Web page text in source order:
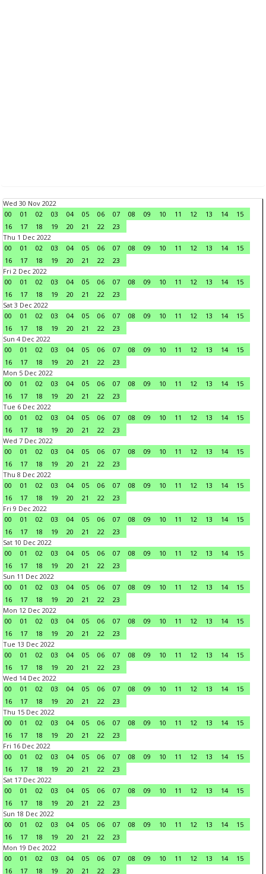
Wed 30 Nov 2022
00
01 02 03 04 05 06 07 08 09 10 11 12 13 14
15
16
17 18 19 20 21 22
23
Thu 1 Dec 2022
00
01 02 03 04 05 06 07 08 09 10 11 12 13 14
15
16
17 18 19 20 21 22
23
Fri 2 Dec 2022
00
01 02 03 04 05 06 07 08 09 10 11 12 13 14
15
16
17 18 19 20 21 22
23
Sat 3 Dec 2022
00
01 02 03 04 05 06 07 08 09 10 11 12 13 14
15
16
17 18 19 20 21 22
23
Sun 4 Dec 2022
00
01 02 03 04 05 06 07 08 09 10 11 12 13 14
15
16
17 18 19 20 21 22
23
Mon 5 Dec 2022
00
01 02 03 04 05 06 07 08 09 10 11 12 13 14
15
16
17 18 19 20 21 22
23
Tue 6 Dec 2022
00
01 02 03 04 05 06 07 08 09 10 11 12 13 14
15
16
17 18 19 20 21 22
23
Wed 7 Dec 2022
00
01 02 03 04 05 06 07 08 09 10 11 12 13 14
15
16
17 18 19 20 21 22
23
Thu 8 Dec 2022
00
01 02 03 04 05 06 07 08 09 10 11 12 13 14
15
16
17 18 19 20 21 22
23
Fri 9 Dec 2022
00
01 02 03 04 05 06 07 08 09 10 11 12 13 14
15
16
17 18 19 20 21 22
23
Sat 10 Dec 2022
00
01 02 03 04 05 06 07 08 09 10 11 12 13 14
15
16
17 18 19 20 21 22
23
Sun 11 Dec 2022
00
01 02 03 04 05 06 07 08 09 10 11 12 13 14
15
16
17 18 19 20 21 22
23
Mon 12 Dec 2022
00
01 02 03 04 05 06 07 08 09 10 11 12 13 14
15
16
17 18 19 20 21 22
23
Tue 13 Dec 2022
00
01 02 03 04 05 06 07 08 09 10 11 12 13 14
15
16
17 18 19 20 21 22
23
Wed 14 Dec 2022
00
01 02 03 04 05 06 07 08 09 10 11 12 13 14
15
16
17 18 19 20 21 22
23
Thu 15 Dec 2022
00
01 02 03 04 05 06 07 08 09 10 11 12 13 14
15
16
17 18 19 20 21 22
23
Fri 16 Dec 2022
00
01 02 03 04 05 06 07 08 09 10 11 12 13 14
15
16
17 18 19 20 21 22
23
Sat 17 Dec 2022
00
01 02 03 04 05 06 07 08 09 10 11 12 13 14
15
16
17 18 19 20 21 22
23
Sun 18 Dec 2022
00
01 02 03 04 05 06 07 08 09 10 11 12 13 14
15
16
17 18 19 20 21 22
23
Mon 19 Dec 2022
00
01 02 03 04 05 06 07 08 09 10 11 12 13 14
15
16
17 18 19 20 21 22
23